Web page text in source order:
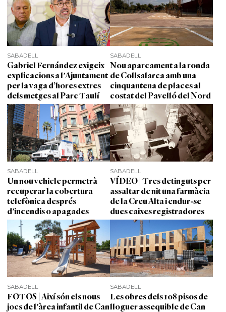
SABADELL
Gabriel Fernández exigeix
explicacions a l'Ajuntament
per la vaga d’hores extres
dels metges al Parc Taulí
SABADELL
Nou aparcament a la ronda
de Collsalarca amb una
cinquantena de places al
costat del Pavelló del Nord
SABADELL
Un nou vehicle permetrà
recuperar la cobertura
telefònica després
d'incendis o apagades
SABADELL
VÍDEO | Tres detinguts per
assaltar de nit una farmàcia
de la Creu Alta i endur-se
dues caixes registradores
SABADELL
FOTOS | Així són els nous
jocs de l'àrea infantil de Can
SABADELL
Les obres dels 108 pisos de
lloguer assequible de Can